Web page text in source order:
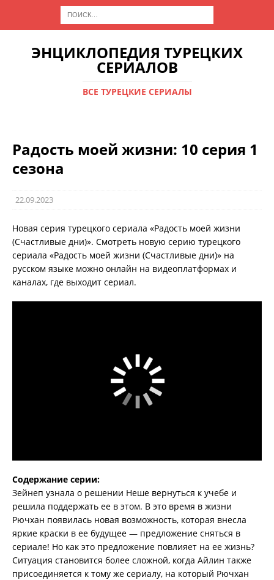
ЭНЦИКЛОПЕДИЯ ТУРЕЦКИХ
СЕРИАЛОВ
ВСЕ ТУРЕЦКИЕ СЕРИАЛЫ
Радость моей жизни: 10 серия 1
сезона
22.09.2023
Новая серия турецкого сериала «Радость моей жизни
(Счастливые дни)». Смотреть новую серию турецкого
сериала «Радость моей жизни (Счастливые дни)» на
русском языке можно онлайн на видеоплатформах и
каналах, где выходит сериал.
Содержание серии:
Зейнеп узнала о решении Неше вернуться к учебе и
решила поддержать ее в этом. В это время в жизни
Рючхан появилась новая возможность, которая внесла
яркие краски в ее будущее — предложение сняться в
сериале! Но как это предложение повлияет на ее жизнь?
Ситуация становится более сложной, когда Айлин также
присоединяется к тому же сериалу, на который Рючхан